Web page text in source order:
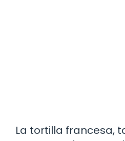
La tortilla francesa,